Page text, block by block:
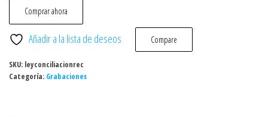
Comprar ahora
Añadir a la lista de deseos Compare
SKU: leyconciliacionrec
Categoría: Grabaciones